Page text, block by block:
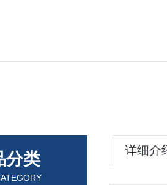
分类 详细介